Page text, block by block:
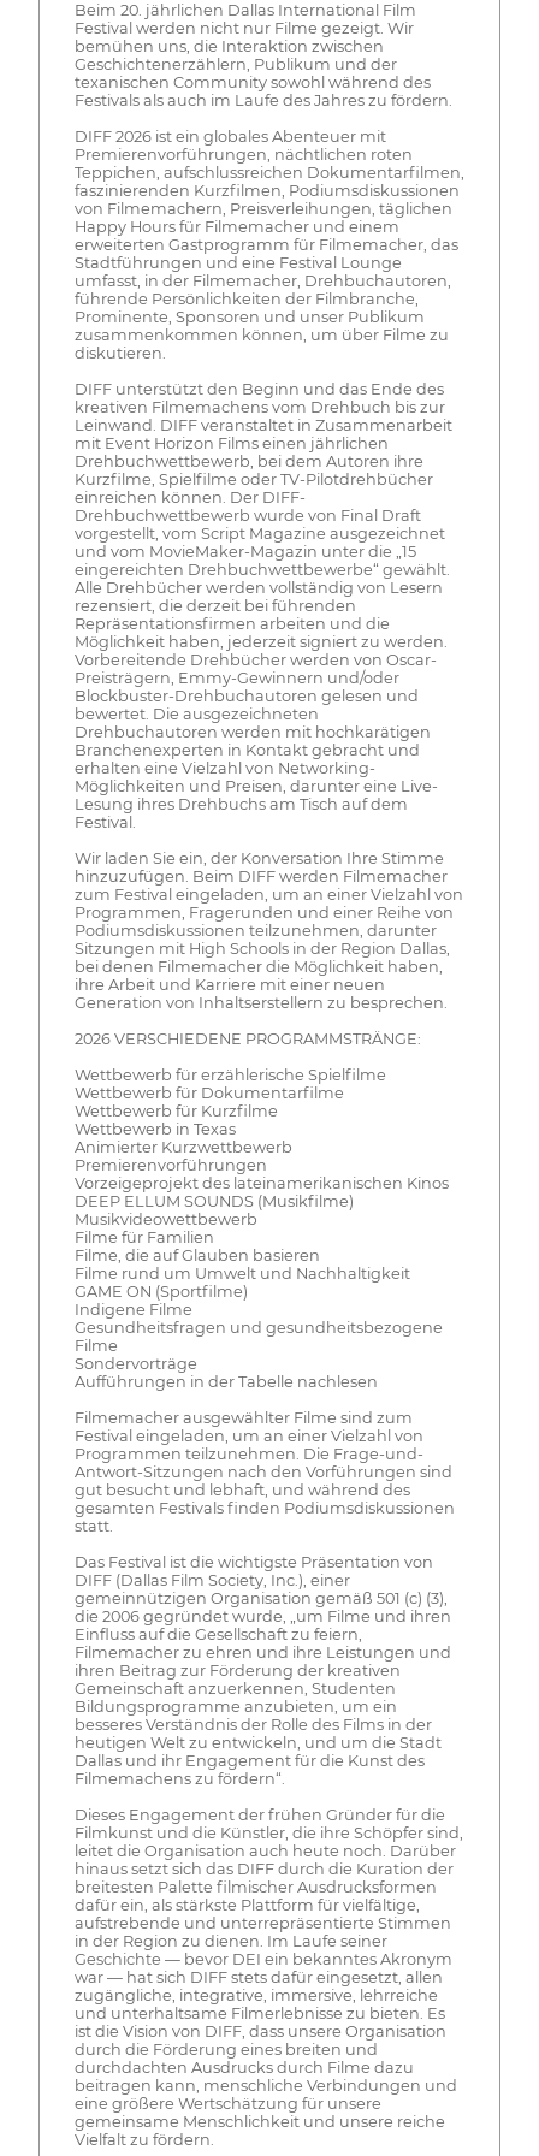
Beim 20. jährlichen Dallas International Film
Festival werden nicht nur Filme gezeigt. Wir
bemühen uns, die Interaktion zwischen
Geschichtenerzählern, Publikum und der
texanischen Community sowohl während des
Festivals als auch im Laufe des Jahres zu fördern.
DIFF 2026 ist ein globales Abenteuer mit
Premierenvorführungen, nächtlichen roten
Teppichen, aufschlussreichen Dokumentarfilmen,
faszinierenden Kurzfilmen, Podiumsdiskussionen
von Filmemachern, Preisverleihungen, täglichen
Happy Hours für Filmemacher und einem
erweiterten Gastprogramm für Filmemacher, das
Stadtführungen und eine Festival Lounge
umfasst, in der Filmemacher, Drehbuchautoren,
führende Persönlichkeiten der Filmbranche,
Prominente, Sponsoren und unser Publikum
zusammenkommen können, um über Filme zu
diskutieren.
DIFF unterstützt den Beginn und das Ende des
kreativen Filmemachens vom Drehbuch bis zur
Leinwand. DIFF veranstaltet in Zusammenarbeit
mit Event Horizon Films einen jährlichen
Drehbuchwettbewerb, bei dem Autoren ihre
Kurzfilme, Spielfilme oder TV-Pilotdrehbücher
einreichen können. Der DIFF-
Drehbuchwettbewerb wurde von Final Draft
vorgestellt, vom Script Magazine ausgezeichnet
und vom MovieMaker-Magazin unter die „15
eingereichten Drehbuchwettbewerbe“ gewählt.
Alle Drehbücher werden vollständig von Lesern
rezensiert, die derzeit bei führenden
Repräsentationsfirmen arbeiten und die
Möglichkeit haben, jederzeit signiert zu werden.
Vorbereitende Drehbücher werden von Oscar-
Preisträgern, Emmy-Gewinnern und/oder
Blockbuster-Drehbuchautoren gelesen und
bewertet. Die ausgezeichneten
Drehbuchautoren werden mit hochkarätigen
Branchenexperten in Kontakt gebracht und
erhalten eine Vielzahl von Networking-
Möglichkeiten und Preisen, darunter eine Live-
Lesung ihres Drehbuchs am Tisch auf dem
Festival.
Wir laden Sie ein, der Konversation Ihre Stimme
hinzuzufügen. Beim DIFF werden Filmemacher
zum Festival eingeladen, um an einer Vielzahl von
Programmen, Fragerunden und einer Reihe von
Podiumsdiskussionen teilzunehmen, darunter
Sitzungen mit High Schools in der Region Dallas,
bei denen Filmemacher die Möglichkeit haben,
ihre Arbeit und Karriere mit einer neuen
Generation von Inhaltserstellern zu besprechen.
2026 VERSCHIEDENE PROGRAMMSTRÄNGE:
Wettbewerb für erzählerische Spielfilme
Wettbewerb für Dokumentarfilme
Wettbewerb für Kurzfilme
Wettbewerb in Texas
Animierter Kurzwettbewerb
Premierenvorführungen
Vorzeigeprojekt des lateinamerikanischen Kinos
DEEP ELLUM SOUNDS (Musikfilme)
Musikvideowettbewerb
Filme für Familien
Filme, die auf Glauben basieren
Filme rund um Umwelt und Nachhaltigkeit
GAME ON (Sportfilme)
Indigene Filme
Gesundheitsfragen und gesundheitsbezogene
Filme
Sondervorträge
Aufführungen in der Tabelle nachlesen
Filmemacher ausgewählter Filme sind zum
Festival eingeladen, um an einer Vielzahl von
Programmen teilzunehmen. Die Frage-und-
Antwort-Sitzungen nach den Vorführungen sind
gut besucht und lebhaft, und während des
gesamten Festivals finden Podiumsdiskussionen
statt.
Das Festival ist die wichtigste Präsentation von
DIFF (Dallas Film Society, Inc.), einer
gemeinnützigen Organisation gemäß 501 (c) (3),
die 2006 gegründet wurde, „um Filme und ihren
Einfluss auf die Gesellschaft zu feiern,
Filmemacher zu ehren und ihre Leistungen und
ihren Beitrag zur Förderung der kreativen
Gemeinschaft anzuerkennen, Studenten
Bildungsprogramme anzubieten, um ein
besseres Verständnis der Rolle des Films in der
heutigen Welt zu entwickeln, und um die Stadt
Dallas und ihr Engagement für die Kunst des
Filmemachens zu fördern“.
Dieses Engagement der frühen Gründer für die
Filmkunst und die Künstler, die ihre Schöpfer sind,
leitet die Organisation auch heute noch. Darüber
hinaus setzt sich das DIFF durch die Kuration der
breitesten Palette filmischer Ausdrucksformen
dafür ein, als stärkste Plattform für vielfältige,
aufstrebende und unterrepräsentierte Stimmen
in der Region zu dienen. Im Laufe seiner
Geschichte — bevor DEI ein bekanntes Akronym
war — hat sich DIFF stets dafür eingesetzt, allen
zugängliche, integrative, immersive, lehrreiche
und unterhaltsame Filmerlebnisse zu bieten. Es
ist die Vision von DIFF, dass unsere Organisation
durch die Förderung eines breiten und
durchdachten Ausdrucks durch Filme dazu
beitragen kann, menschliche Verbindungen und
eine größere Wertschätzung für unsere
gemeinsame Menschlichkeit und unsere reiche
Vielfalt zu fördern.